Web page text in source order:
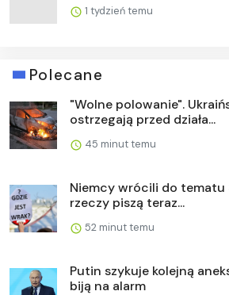
1 tydzień temu
Polecane
"Wolne polowanie".
ostrzegają przed działa...
45 minut temu
Niemcy wrócili do tematu
rzeczy piszą teraz...
52 minut temu
Putin szykuje kolejną
biją na alarm